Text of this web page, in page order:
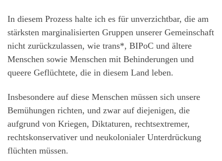
In diesem Prozess halte ich es für unverzichtbar, die am
stärksten marginalisierten Gruppen unserer Gemeinschaft
nicht zurückzulassen, wie trans*, BIPoC und ältere
Menschen sowie Menschen mit Behinderungen und
queere Geflüchtete, die in diesem Land leben.
Insbesondere auf diese Menschen müssen sich unsere
Bemühungen richten, und zwar auf diejenigen, die
aufgrund von Kriegen, Diktaturen, rechtsextremer,
rechtskonservativer und neukolonialer Unterdrückung
flüchten müssen.